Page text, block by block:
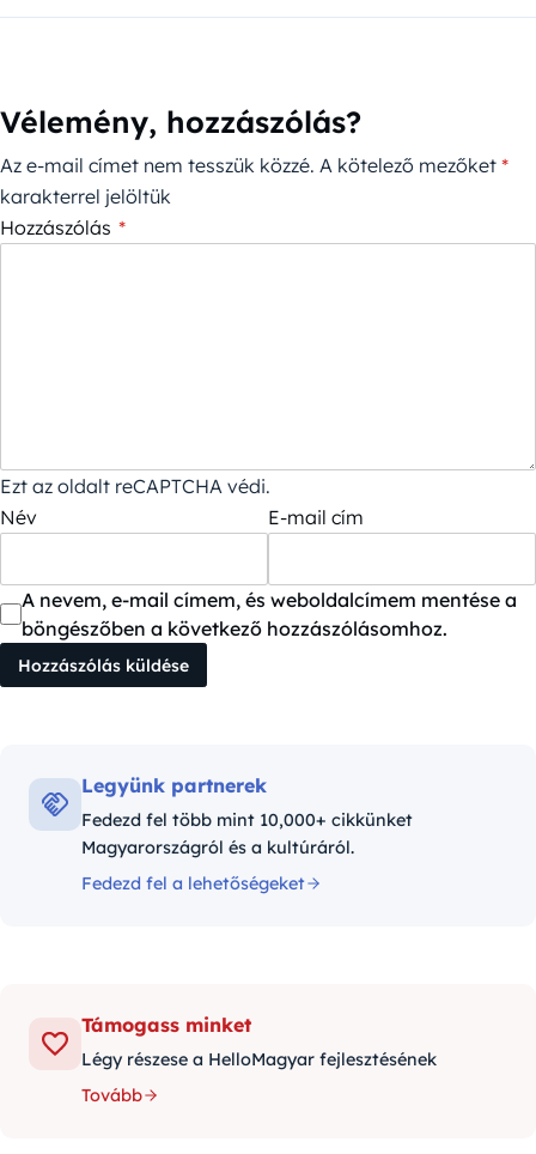
Vélemény, hozzászólás?
Az e-mail címet nem tesszük közzé. A kötelező mezőket *
karakterrel jelöltük
Hozzászólás *
Ezt az oldalt reCAPTCHA védi.
Név
E-mail cím
A nevem, e-mail címem, és weboldalcímem mentése a
böngészőben a következő hozzászólásomhoz.
Legyünk partnerek
Fedezd fel több mint 10,000+ cikkünket
Magyarországról és a kultúráról.
Fedezd fel a lehetőségeket
Támogass minket
Légy részese a HelloMagyar fejlesztésének
Tovább